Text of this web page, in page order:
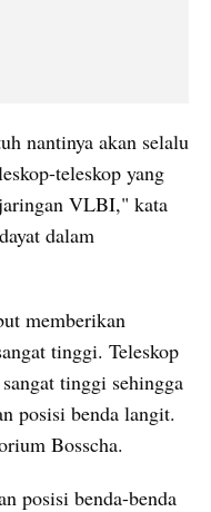
nantinya akan selalu
teleskop yang
VLBI," kata
dalam
memberikan
tinggi. Teleskop
tinggi sehingga
posisi benda langit.
Bosscha.
posisi benda-benda